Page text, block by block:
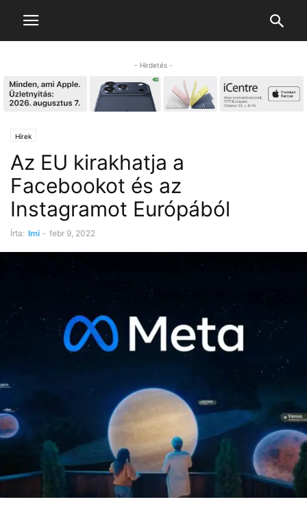
- Hirdetés -
Hírek
Az EU kirakhatja a
Facebookot és az
Instagramot Európából
Írta: Imi - febr 9, 2022